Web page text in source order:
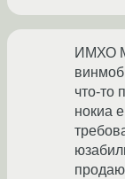
ИМХО
что-то
нокиа